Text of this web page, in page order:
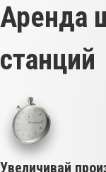
Аренда
станций
Увеличивай